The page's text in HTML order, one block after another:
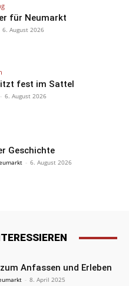
für Neumarkt
6. August 2026
fest im Sattel
- 6. August 2026
Geschichte
- 6. August 2026
Anfassen und Erleben
- 8. April 2025